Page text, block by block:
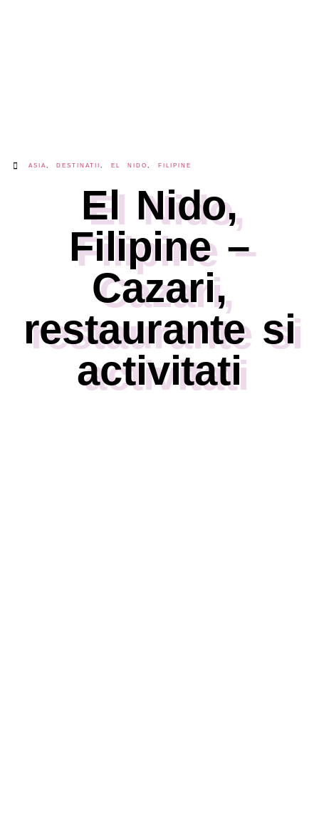
ASIA, DESTINATII, EL NIDO, FILIPINE
El Nido,
Filipine –
Cazari,
restaurante si
activitati